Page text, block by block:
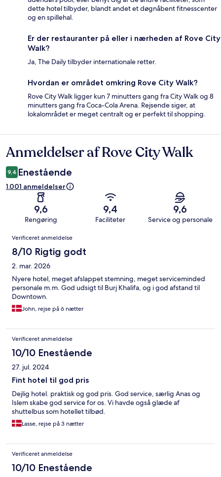
dette hotel tilbyder, blandt andet et døgnåbent fitnesscenter
og en spillehal.
Er der restauranter på eller i nærheden af Rove City
Walk?
Ja, The Daily tilbyder internationale retter.
Hvordan er området omkring Rove City Walk?
Rove City Walk ligger kun 7 minutters gang fra City Walk og 8
minutters gang fra Coca-Cola Arena. Rejsende siger, at
lokalområdet er meget centralt og er perfekt til shopping.
Anmeldelser
Anmeldelser af Rove City Walk
9,4 Enestående
1.001 anmeldelser
9,6
Rengøring
9,4
Faciliteter
9,6
Service og personale
Anmeldelser
Verificeret anmeldelse
8/10 Rigtig godt
2. mar. 2026
Nyere hotel, meget afslappet stemning, meget serviceminded
personale m.m. God udsigt til Burj Khalifa, og i god afstand til
Downtown.
John, rejse på 6 nætter
Verificeret anmeldelse
10/10 Enestående
27. jul. 2024
Fint hotel til god pris
Dejlig hotel. praktisk og god pris. God service, særlig Anas og
Islem skabe god service for os. Vi havde også glæde af
shuttelbus som hotellet tilbød.
Lasse, rejse på 3 nætter
Verificeret anmeldelse
10/10 Enestående